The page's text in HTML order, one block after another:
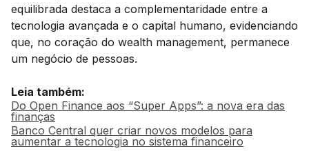
equilibrada destaca a complementaridade entre a
tecnologia avançada e o capital humano, evidenciando
que, no coração do wealth management, permanece
um negócio de pessoas.
Leia também:
Do Open Finance aos “Super Apps”: a nova era das
finanças
Banco Central quer criar novos modelos para
aumentar a tecnologia no sistema financeiro